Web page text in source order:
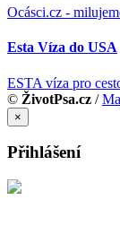
Ocásci.cz -
Esta Víza do USA
ESTA víza pro
© ŽivotPsa.cz /
×
Přihlášení